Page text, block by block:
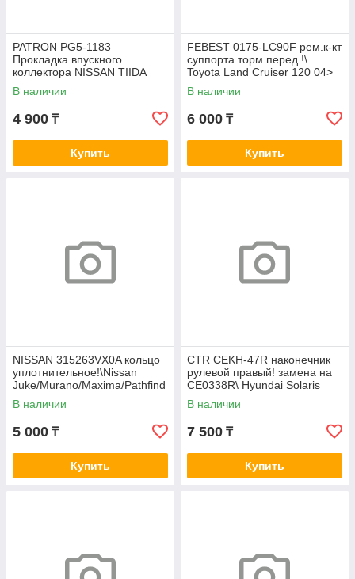
PATRON PG5-1183
Прокладка впускного
коллектора NISSAN TIIDA
RUS 1.6i 16V HR16DE 15>
14035-1KT0A
В наличии
4 900 ₸
Купить
FEBEST 0175-LC90F рем.к-кт
суппорта торм.перед.!\
Toyota Land Cruiser 120 04>
04479-35040
В наличии
6 000 ₸
Купить
NISSAN 315263VX0A кольцо
уплотнительное!\Nissan
Juke/Murano/Maxima/Pathfind
er/Qashqai/Sentra/X-Trail
В наличии
5 000 ₸
Купить
CTR CEKH-47R наконечник
рулевой правый! замена на
CE0338R\ Hyundai Solaris
1.4/1.6 10>
В наличии
7 500 ₸
Купить